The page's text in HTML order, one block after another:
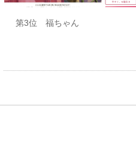
第3位 福ちゃん